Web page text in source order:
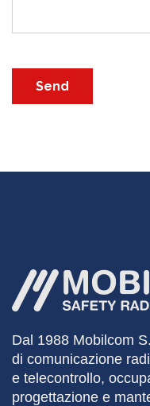
Dal 1988 Mobilcom
di comunicazione
e telecontrollo,
progettazione e